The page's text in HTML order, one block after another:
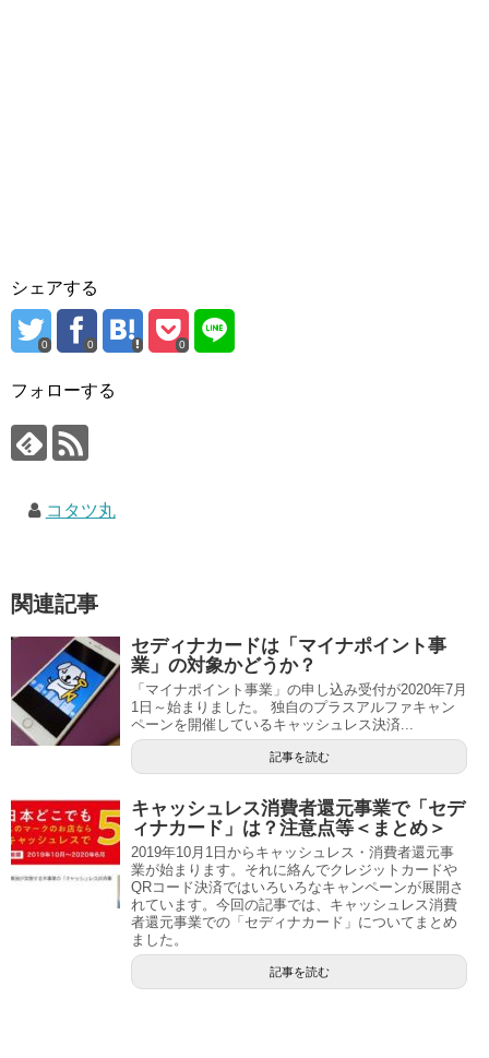
シェアする
0 0 0
フォローする
コタツ丸
関連記事
セディナカードは「マイナポイント事
業」の対象かどうか？
「マイナポイント事業」の申し込み受付が2020年7月
1日～始まりました。 独自のプラスアルファキャン
ペーンを開催しているキャッシュレス決済...
記事を読む
キャッシュレス消費者還元事業で「セデ
ィナカード」は？注意点等＜まとめ＞
2019年10月1日からキャッシュレス・消費者還元事
業が始まります。それに絡んでクレジットカードや
QRコード決済ではいろいろなキャンペーンが展開さ
れています。今回の記事では、キャッシュレス消費
者還元事業での「セディナカード」についてまとめ
ました。
記事を読む